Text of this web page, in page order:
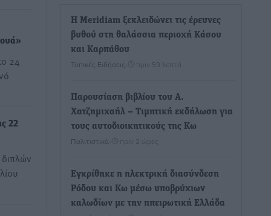
24
22
Η Meridiam ξεκλειδώνει τις έρευνες
βυθού στη θαλάσσια περιοχή Κάσου
και Καρπάθου
Τοπικές Ειδήσεις πριν 59 λεπτά
Παρουσίαση βιβλίου του Α.
Χατζημιχαήλ – Τιμητική εκδήλωση για
τους αυτοδιοικητικούς της Κω
Πολιτιστικά πριν 2 ώρες
Εγκρίθηκε η ηλεκτρική διασύνδεση
Ρόδου και Κω μέσω υποβρύχιων
καλωδίων με την ηπειρωτική Ελλάδα